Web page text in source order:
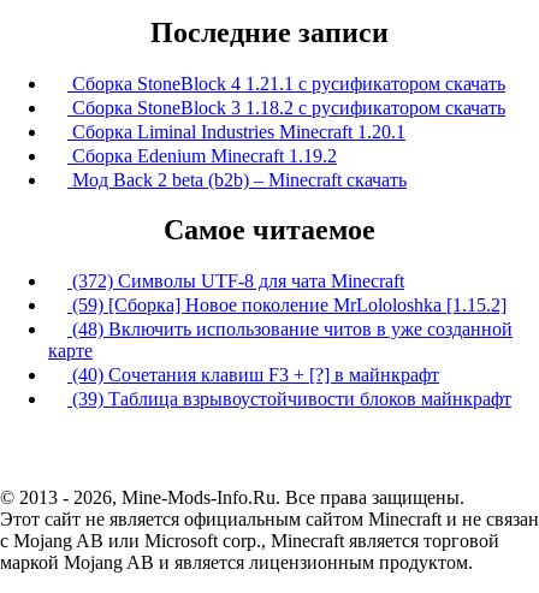
Последние записи
Сборка StoneBlock 4 1.21.1 с русификатором скачать
Сборка StoneBlock 3 1.18.2 с русификатором скачать
Сборка Liminal Industries Minecraft 1.20.1
Сборка Edenium Minecraft 1.19.2
Мод Back 2 beta (b2b) – Minecraft скачать
Самое читаемое
(372) Символы UTF-8 для чата Minecraft
(59) [Сборка] Новое поколение MrLololoshka [1.15.2]
(48) Включить использование читов в уже созданной
карте
(40) Сочетания клавиш F3 + [?] в майнкрафт
(39) Таблица взрывоустойчивости блоков майнкрафт
© 2013 - 2026, Mine-Mods-Info.Ru. Все права защищены.
Этот сайт не является официальным сайтом Minecraft и не связан
с Mojang AB или Microsoft corp., Minecraft является торговой
маркой Mojang AB и является лицензионным продуктом.